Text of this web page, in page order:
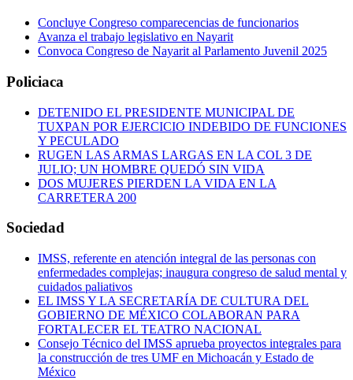
Concluye Congreso comparecencias de funcionarios
Avanza el trabajo legislativo en Nayarit
Convoca Congreso de Nayarit al Parlamento Juvenil 2025
Policiaca
DETENIDO EL PRESIDENTE MUNICIPAL DE
TUXPAN POR EJERCICIO INDEBIDO DE FUNCIONES
Y PECULADO
RUGEN LAS ARMAS LARGAS EN LA COL 3 DE
JULIO; UN HOMBRE QUEDÓ SIN VIDA
DOS MUJERES PIERDEN LA VIDA EN LA
CARRETERA 200
Sociedad
IMSS, referente en atención integral de las personas con
enfermedades complejas; inaugura congreso de salud mental y
cuidados paliativos
EL IMSS Y LA SECRETARÍA DE CULTURA DEL
GOBIERNO DE MÉXICO COLABORAN PARA
FORTALECER EL TEATRO NACIONAL
Consejo Técnico del IMSS aprueba proyectos integrales para
la construcción de tres UMF en Michoacán y Estado de
México